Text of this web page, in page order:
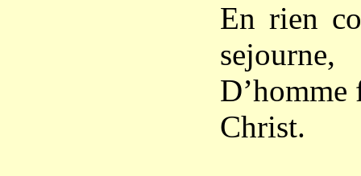
En rien
sejourne,
D’homme
Christ.